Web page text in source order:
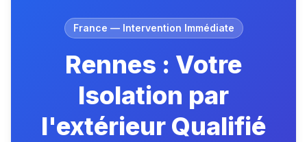
France — Intervention Immédiate
Rennes : Votre
Isolation par
l'extérieur Qualifié